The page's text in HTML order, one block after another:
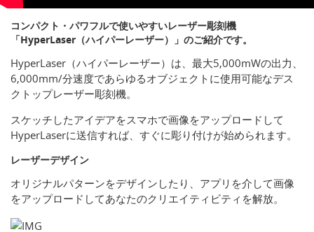
コンパクト・パワフルで使いやすいレーザー彫刻機
「HyperLaser（ハイパーレーザー）」のご紹介です。
HyperLaser（ハイパーレーザー）は、最大5,000mWの出力、
6,000mm/分速度であらゆるオブジェクトに使用可能なデス
クトップレーザー彫刻機。
スケッチしたアイデアをスマホで画像をアップロードして
HyperLaserに送信すれば、すぐに彫り付けが始められます。
レーザーデザイン
オリジナルパターンをデザインしたり、アプリを介して画像
をアップロードしてあなたのクリエイティビティを解放。